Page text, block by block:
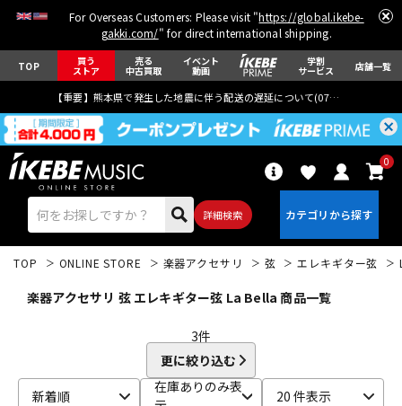
For Overseas Customers: Please visit "https://global.ikebe-
gakki.com/" for direct international shipping.
TOP 買う
ストア
売る
中古買取
イベント
動画
学割
サービス 店舗一覧
【重要】熊本県で発生した地震に伴う配送の遅延について(07月29日
詳細検索
0
TOP ONLINE STORE 楽器アクセサリ 弦 エレキギター弦
楽器アクセサリ 弦 エレキギター弦 La Bella 商品一覧
3件
更に絞り込む
新着順
在庫ありのみ表
20 件表示